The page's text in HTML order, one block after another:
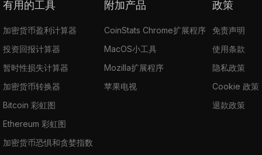
有用的工具
加密货币盈利计算器
投资回报计算器
暂时性损失计算器
加密货币转换器
Bitcoin 彩虹图
Ethereum 彩虹图
加密货币恐惧和贪婪指数
附加产品
CoinStats Chrome扩展程序
MacOS小工具
Mozilla扩展程序
苹果电视
政策
免责声明
使用条款
隐私政策
Cookie 政策
退款政策